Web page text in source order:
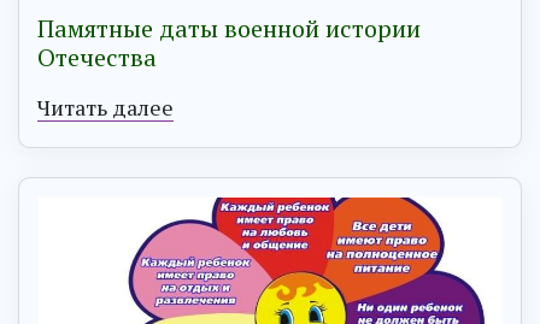
Памятные даты военной истории
Отечества
Читать далее